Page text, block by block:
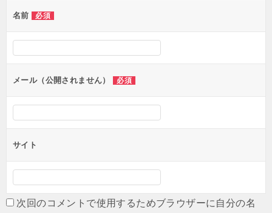
名前 必須
メール（公開されません） 必須
サイト
次回のコメントで使用するためブラウザーに自分の名